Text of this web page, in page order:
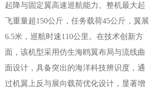
起降与固定翼高速巡航能力。整机最大起
飞重量超150公斤，任务载荷45公斤，翼展
6.5米，巡航时速110公里。在技术创新方
面，该机型采用仿生海鸥翼布局与流线曲
面设计，具备突出的海洋科技辨识度，通
过机翼上反与展向载荷优化设计，显著增